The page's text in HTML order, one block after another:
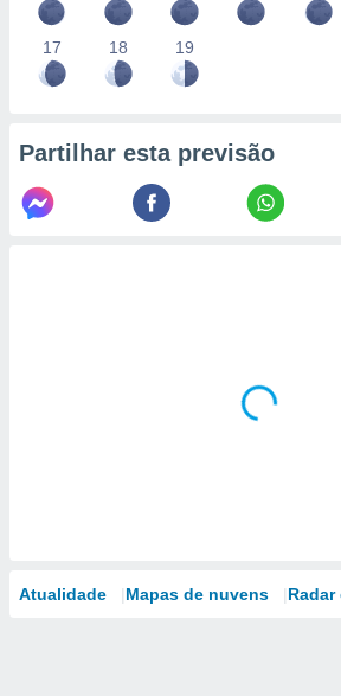
17 18 19
Partilhar esta previsão
Atualidade Mapas de nuvens Radar